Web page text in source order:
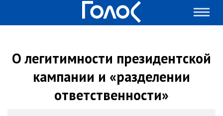
О легитимности президентской
кампании и «разделении
ответственности»